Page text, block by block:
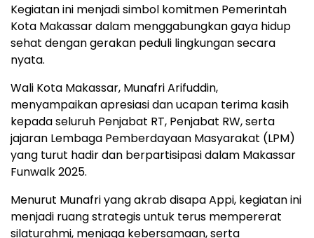
Kegiatan ini menjadi simbol komitmen Pemerintah
Kota Makassar dalam menggabungkan gaya hidup
sehat dengan gerakan peduli lingkungan secara
nyata.
Wali Kota Makassar, Munafri Arifuddin,
menyampaikan apresiasi dan ucapan terima kasih
kepada seluruh Penjabat RT, Penjabat RW, serta
jajaran Lembaga Pemberdayaan Masyarakat (LPM)
yang turut hadir dan berpartisipasi dalam Makassar
Funwalk 2025.
Menurut Munafri yang akrab disapa Appi, kegiatan ini
menjadi ruang strategis untuk terus mempererat
silaturahmi, menjaga kebersamaan, serta